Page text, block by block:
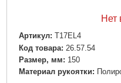
Нет
Артикул: T17EL4
Код товара: 26.57.54
Размер, мм: 150
Материал рукоятки: